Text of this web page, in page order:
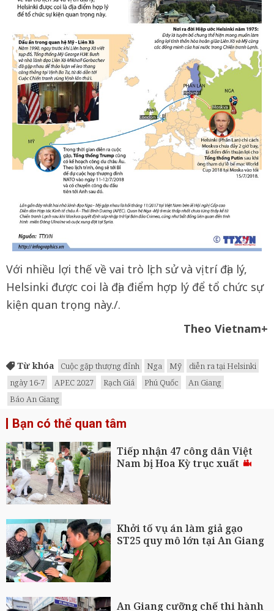
Với nhiều lợi thế về vai trò lịch sử và vị trí địa lý,
Helsinki được coi là địa điểm hợp lý để tổ chức sự
kiện quan trọng này./.
Theo Vietnam+
Từ khóa Cuộc gặp thượng đỉnh Nga Mỹ
diễn ra tại Helsinki
ngày 16-7
APEC 2027 Rạch Giá Phú Quốc
An Giang
Báo An Giang
Bạn có thể quan tâm
Tiếp nhận 47 công dân Việt
Nam bị Hoa Kỳ trục xuất
Khởi tố vụ án làm giả gạo
ST25 quy mô lớn tại An Giang
An Giang cưỡng chế thi hành